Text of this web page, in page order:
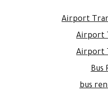
Airport
Airport
Airport
Bus
bus